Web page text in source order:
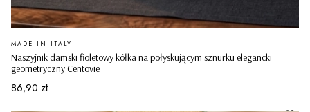
Naszyjnik damski fioletowy kółka na połyskującym sznurku elegancki
geometryczny Centovie
PRODUCENT
MADE IN ITALY
Cena
86,90 zł